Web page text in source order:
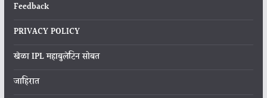
Feedback
PRIVACY POLICY
खेळा IPL महाबुलेटिन सोबत
जाहिरात